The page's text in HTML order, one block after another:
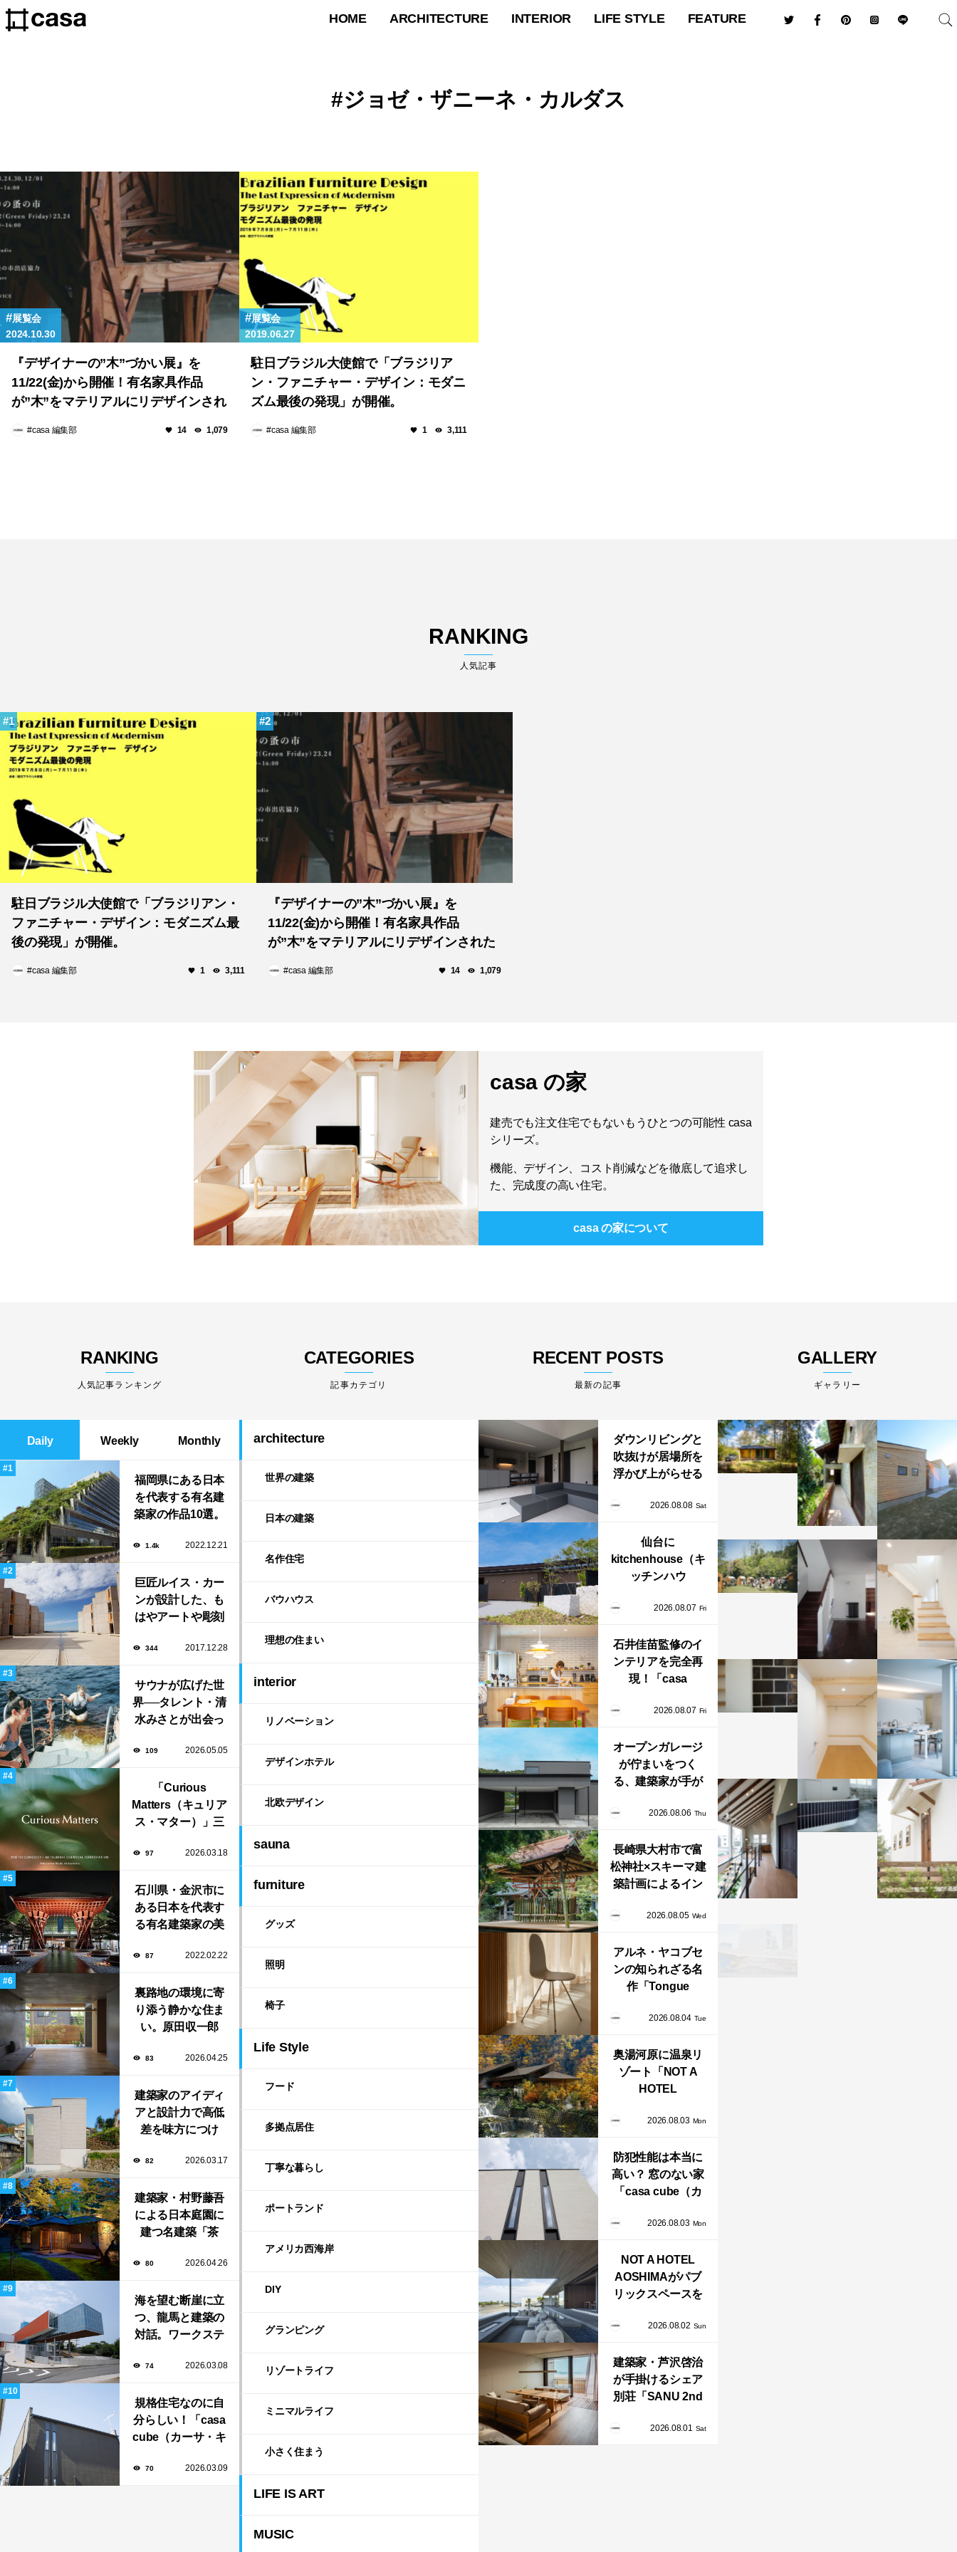
HOME ARCHITECTURE INTERIOR LIFE STYLE FEATURE
ジョゼ・ザニーネ・カルダス
展覧会
2024.10.30
『デザイナーの”木”づかい展』を
11/22(金)から開催！有名家具作品
が”木”をマテリアルにリデザインされ
#casa 編集部 14 1,079
展覧会
2019.06.27
駐日ブラジル大使館で「ブラジリア
ン・ファニチャー・デザイン：モダニ
ズム最後の発現」が開催。
#casa 編集部 1 3,111
RANKING
人気記事
1
駐日ブラジル大使館で「ブラジリアン・
ファニチャー・デザイン：モダニズム最
後の発現」が開催。
#casa 編集部 1 3,111
2
『デザイナーの”木”づかい展』を
11/22(金)から開催！有名家具作品
が”木”をマテリアルにリデザインされた
#casa 編集部 14 1,079
casa の家
建売でも注文住宅でもないもうひとつの可能性 casa
シリーズ。
機能、デザイン、コスト削減などを徹底して追求し
た、完成度の高い住宅。
casa の家について
RANKING
人気記事ランキング
Daily Weekly Monthly
福岡県にある日本
を代表する有名建
築家の作品10選。
タバから磯崎新に
1.4k 2022.12.21
巨匠ルイス・カー
ンが設計した、も
はやアートや彫刻
研究所」。
344 2017.12.28
サウナが広げた世
界──タレント・清
水みさとが出会っ
き方
109 2026.05.05
「Curious
Matters（キュリア
ス・マター）」三
ティック・キュリ
グ。ミラノデザイ
ンウィーク2026で
初出展
97 2026.03.18
石川県・金沢市に
ある日本を代表す
る有名建築家の美
87 2022.02.22
裏路地の環境に寄
り添う静かな住ま
い。原田収一郎
手がけた「裏路地
83 2026.04.25
建築家のアイディ
アと設計力で高低
差を味方につけ
族の住まい「塔の
82 2026.03.17
建築家・村野藤吾
による日本庭園に
建つ名建築「茶
家「BAR茶寮」期
80 2026.04.26
海を望む断崖に立
つ、龍馬と建築の
対話。ワークステ
知県立坂本龍馬記
74 2026.03.08
規格住宅なのに自
分らしい！「casa
cube（カーサ・キ
タマイズと暮らし
70 2026.03.09
CATEGORIES
architecture
世界の建築
日本の建築
名作住宅
バウハウス
理想の住まい
interior
リノベーション
デザインホテル
北欧デザイン
sauna
furniture
グッズ
照明
椅子
Life Style
フード
多拠点居住
丁寧な暮らし
ポートランド
アメリカ西海岸
DIY
グランピング
リゾートライフ
ミニマルライフ
小さく住まう
LIFE IS ART
MUSIC
RECENT POSTS
最新の記事
ダウンリビングと
吹抜けが居場所を
浮かび上がらせる
上がる住まい」の
2026.08.08 Sat
仙台に
kitchenhouse（キ
ッチンハウ
（グラフテクト）
型ショールームが
オープン！
2026.08.07 Fri
石井佳苗監修のイ
ンテリアを完全再
現！「casa
リンネル）」で叶
ルな部屋づくり。
2026.08.07 Fri
オープンガレージ
が佇まいをつく
る、建築家が手が
まい「ふわりと浮
い」
2026.08.06 Thu
長崎県大村市で富
松神社×スキーマ建
築計画によるイン
「循環する竹風
2026.08.05 Wed
アルネ・ヤコブセ
ンの知られざる名
作「Tongue
FRITZ HANSENか
本で発売開始！
2026.08.04 Tue
奥湯河原に温泉リ
ゾート「NOT A
HOTEL
誕生！販売を日
始！
2026.08.03 Mon
防犯性能は本当に
高い？ 窓のない家
「casa cube（カ
ブ）」が叶えるプ
感の正体
2026.08.03 Mon
NOT A HOTEL
AOSHIMAがパブ
リックスペースを
「CHILL2.0」
業！
2026.08.02 Sun
建築家・芦沢啓治
が手掛けるシェア
別荘「SANU 2nd
Owners」、新拠点
2026.08.01 Sat
GALLERY
ギャラリー